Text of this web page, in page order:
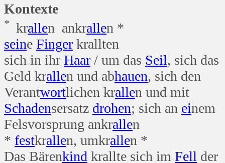
Kontexte
* krallen ankrallen *
seine Finger krallten
sich in ihr Haar / um das Seil, sich das
Geld krallen und abhauen, sich den
Verantwortlichen krallen und mit
Schadensersatz drohen; sich an einem
Felsvorsprung ankrallen
* festkrallen, umkrallen *
Das Bärenkind krallte sich im Fell der